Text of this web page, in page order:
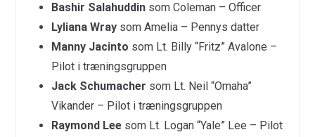
Bashir Salahuddinsom Coleman – Officer
Lyliana Wraysom Amelia – Pennys datter
Manny Jacinto som Lt. Billy “Fritz” Avalone –
Pilot i træningsgruppen
Jack Schumacher som Lt. Neil “Omaha”
Vikander – Pilot i træningsgruppen
Raymond Leesom Lt. Logan “Yale” Lee – Pilot